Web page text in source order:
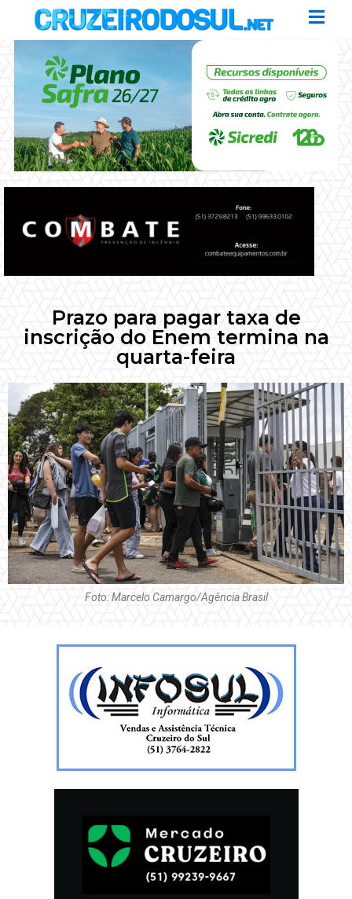
Prazo para pagar taxa de
inscrição do Enem termina na
quarta-feira
Foto: Marcelo Camargo/Agência Brasil